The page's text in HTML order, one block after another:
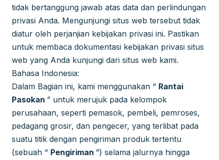
tidak bertanggung jawab atas data dan perlindungan
privasi Anda. Mengunjungi situs web tersebut tidak
diatur oleh perjanjian kebijakan privasi ini. Pastikan
untuk membaca dokumentasi kebijakan privasi situs
web yang Anda kunjungi dari situs web kami.
Bahasa Indonesia:
Dalam Bagian ini, kami menggunakan “ Rantai
Pasokan ” untuk merujuk pada kelompok
perusahaan, seperti pemasok, pembeli, pemroses,
pedagang grosir, dan pengecer, yang terlibat pada
suatu titik dengan pengiriman produk tertentu
(sebuah “ Pengiriman ”) selama jalurnya hingga